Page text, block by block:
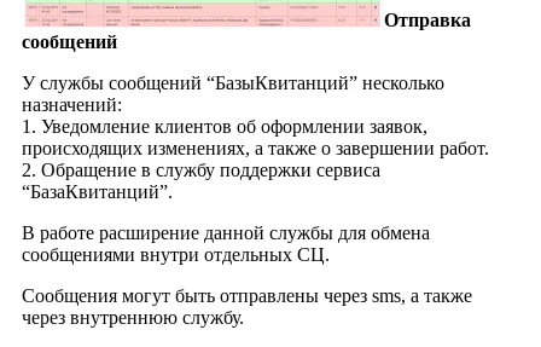
Отправка
сообщений
У службы сообщений “БазыКвитанций” несколько
назначений:
1. Уведомление клиентов об оформлении заявок,
происходящих изменениях, а также о завершении работ.
2. Обращение в службу поддержки сервиса
“БазаКвитанций”.
В работе расширение данной службы для обмена
сообщениями внутри отдельных СЦ.
Сообщения могут быть отправлены через sms, а также
через внутреннюю службу.